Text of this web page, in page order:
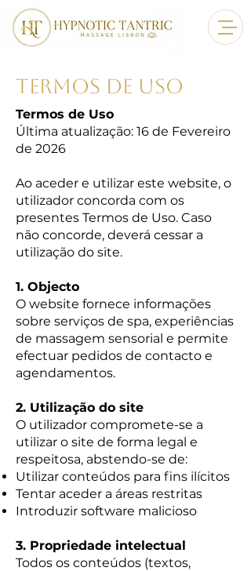
TERMOS DE USO
Termos de Uso
Última atualização: 16 de Fevereiro
de 2026
Ao aceder e utilizar este website, o
utilizador concorda com os
presentes Termos de Uso. Caso
não concorde, deverá cessar a
utilização do site.
1. Objecto
O website fornece informações
sobre serviços de spa, experiências
de massagem sensorial e permite
efectuar pedidos de contacto e
agendamentos.
2. Utilização do site
O utilizador compromete-se a
utilizar o site de forma legal e
respeitosa, abstendo-se de:
Utilizar conteúdos para fins ilícitos
Tentar aceder a áreas restritas
Introduzir software malicioso
3. Propriedade intelectual
Todos os conteúdos (textos,